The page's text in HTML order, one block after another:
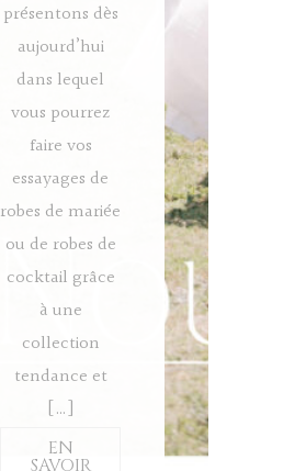
présentons dès
aujourd’hui
dans lequel
vous pourrez
faire vos
essayages de
robes de mariée
ou de robes de
cocktail grâce
à une
collection
tendance et
[…]
EN
SAVOIR